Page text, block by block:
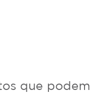
que podem